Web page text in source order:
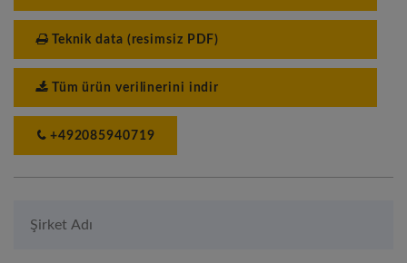
Teknik data (resimsiz PDF)
Tüm ürün verilinerini indir
+492085940719